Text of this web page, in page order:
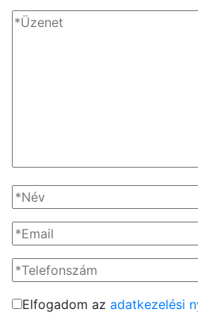
Elfogadom az adatkezelési